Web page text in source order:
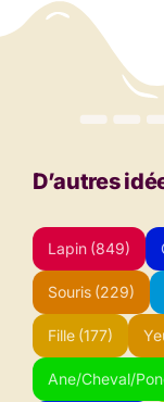
D’autres
Lapin (849)
Souris (229)
Fille (177)
Ane/Cheval/